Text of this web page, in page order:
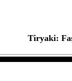
Tiryaki: